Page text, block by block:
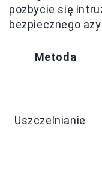
pozbycie się
bezpiecznego
Metoda
Uszczelnianie